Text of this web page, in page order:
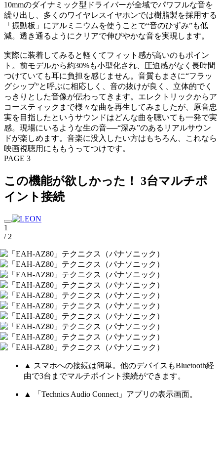
10mmのダイナミック型ドライバーが全域でパワフルな音を
繰り出し、多くのワイヤレスイヤホンでは樹脂製を採用する
「振動板」にアルミニウムを使うことで“音のひずみ”も低
減。透き通るようにクリアで伸びやかな音を実現します。
実際に装着してみると軽くてフィット感が高いのもポイン
ト。前モデルから約30%も小型化され、圧迫感がなく長時間
つけていても耳に負担を感じません。音質もまさに“フラッ
グシップ”と呼ぶに相応しく、音の抜けが良く、立体的でく
っきりとした音像が伝わってきます。エレクトリックからア
コースティックまで様々な曲を再生してみましたが、原音忠
実を目指したというサウンドはどんな曲を聴いても一発で実
感。現場にいるような生の音──“深み”のあるリアルサウン
ドが楽しめます。音楽に没入したい方はもちろん、これなら
映画視聴用にももうってつけです。
PAGE 3
この機能が欲しかった！ 3台マルチポ
イント接続
1
/ 2
▲ スマホへの接続は簡単。他のデバイスもBluetooth経
由で3台までマルチポイント接続ができます。
▲ 「Technics Audio Connect」アプリの表示画面。